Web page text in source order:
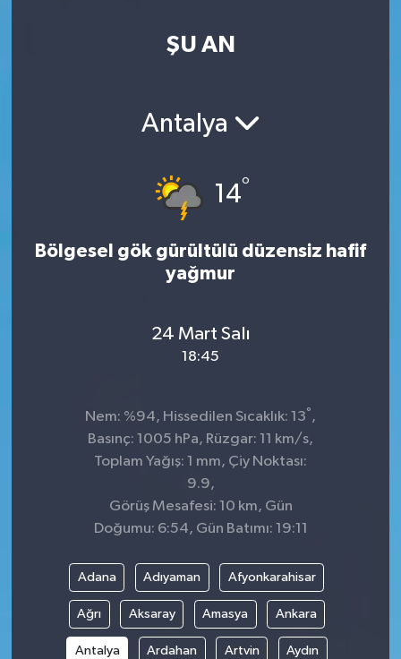
ŞU AN
Antalya
14°
Bölgesel gök gürültülü düzensiz hafif
yağmur
24 Mart Salı
18:45
Nem: %94, Hissedilen Sıcaklık: 13° ,
Basınç: 1005 hPa, Rüzgar: 11 km/s,
Toplam Yağış: 1 mm, Çiy Noktası:
9.9,
Görüş Mesafesi: 10 km, Gün
Doğumu: 6:54, Gün Batımı: 19:11
Adana Adıyaman Afyonkarahisar
Ağrı Aksaray Amasya Ankara
Antalya Ardahan Artvin Aydın
Son Dakika Haberleri